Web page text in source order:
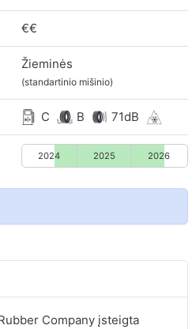
€€
Žieminės
(standartinio mišinio)
C B 71dB
2024 2025 2026
Company įsteigta